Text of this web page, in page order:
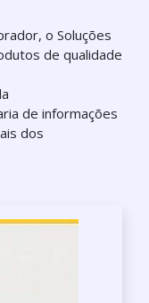
o Soluções
de qualidade
de informações
dos